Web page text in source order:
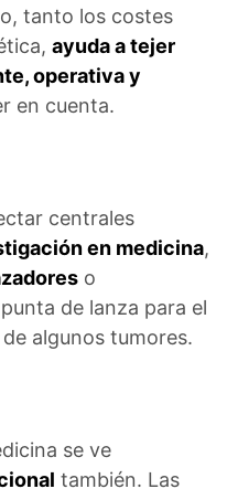
tanto los costes
ayuda a tejer
operativa y
en cuenta.
centrales
en medicina,
o
de lanza para el
de algunos tumores.
se ve
también. Las